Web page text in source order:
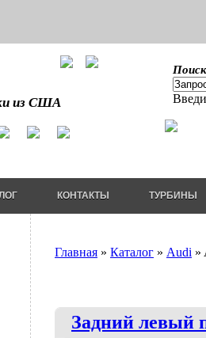
из США
КОНТАКТЫ ТУРБИНЫ
Главная » Каталог » Audi »
Задний левый